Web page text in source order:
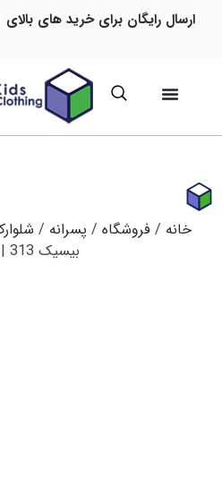
ارسال رایگان برای خرید های بالای 1 میلیون و 500 هزار تومان
خانه /فروشگاه / پسرانه /
بیسیک 313 | کودک